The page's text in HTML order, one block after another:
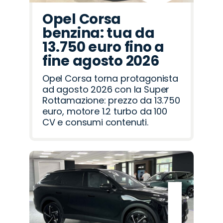
Opel Corsa
benzina: tua da
13.750 euro fino a
fine agosto 2026
Opel Corsa torna protagonista
ad agosto 2026 con la Super
Rottamazione: prezzo da 13.750
euro, motore 1.2 turbo da 100
CV e consumi contenuti.